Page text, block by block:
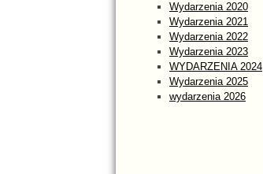
Wydarzenia 2020
Wydarzenia 2021
Wydarzenia 2022
Wydarzenia 2023
WYDARZENIA 2024
Wydarzenia 2025
wydarzenia 2026